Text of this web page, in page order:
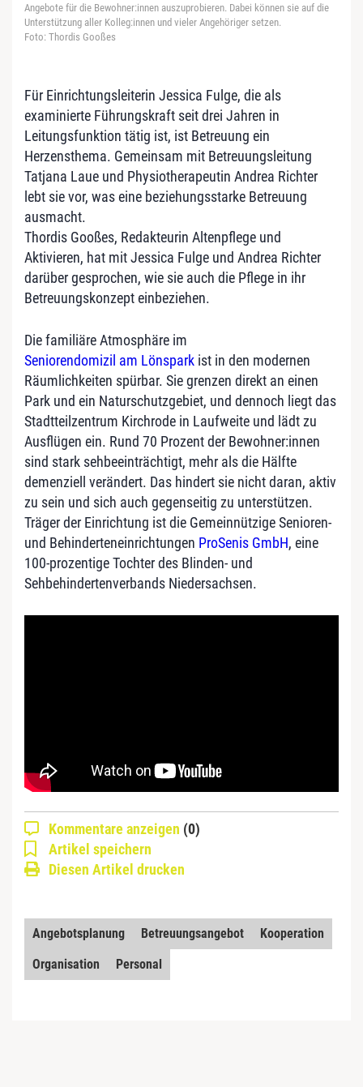
Angebote für die Bewohner:innen auszuprobieren. Dabei können sie auf die
Unterstützung aller Kolleg:innen und vieler Angehöriger setzen.
Foto: Thordis Gooßes
Für Einrichtungsleiterin Jessica Fulge, die als
examinierte Führungskraft seit drei Jahren in
Leitungsfunktion tätig ist, ist Betreuung ein
Herzensthema. Gemeinsam mit Betreuungsleitung
Tatjana Laue und Physiotherapeutin Andrea Richter
lebt sie vor, was eine beziehungsstarke Betreuung
ausmacht.
Thordis Gooßes, Redakteurin Altenpflege und
Aktivieren, hat mit Jessica Fulge und Andrea Richter
darüber gesprochen, wie sie auch die Pflege in ihr
Betreuungskonzept einbeziehen.
Die familiäre Atmosphäre im
Seniorendomizil am Lönspark ist in den modernen
Räumlichkeiten spürbar. Sie grenzen direkt an einen
Park und ein Naturschutzgebiet, und dennoch liegt das
Stadtteilzentrum Kirchrode in Laufweite und lädt zu
Ausflügen ein. Rund 70 Prozent der Bewohner:innen
sind stark sehbeeinträchtigt, mehr als die Hälfte
demenziell verändert. Das hindert sie nicht daran, aktiv
zu sein und sich auch gegenseitig zu unterstützen.
Träger der Einrichtung ist die Gemeinnützige Senioren-
und Behinderteneinrichtungen ProSenis GmbH, eine
100-prozentige Tochter des Blinden- und
Sehbehindertenverbands Niedersachsen.
Kommentare anzeigen (0)
Artikel speichern
Diesen Artikel drucken
Angebotsplanung Betreuungsangebot
Kooperation
Organisation
Personal